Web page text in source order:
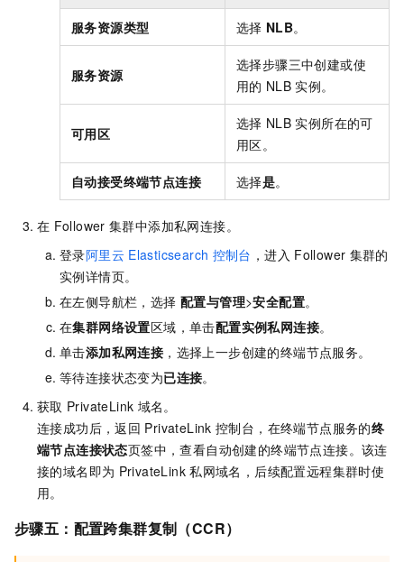
服务资源类型 选择 NLB。
服务资源
选择步骤三中创建或使
用的 NLB 实例。
可用区
选择 NLB 实例所在的可
用区。
自动接受终端节点连接 选择是。
在 Follower 集群中添加私网连接。
登录阿里云 Elasticsearch 控制台 ，进入 Follower 集群的
实例详情页。
在左侧导航栏，选择 配置与管理>安全配置。
在集群网络设置区域，单击配置实例私网连接。
单击添加私网连接 ，选择上一步创建的终端节点服务。
等待连接状态变为已连接。
获取 PrivateLink 域名。
连接成功后，返回 PrivateLink 控制台，在终端节点服务的终
端节点连接状态页签中，查看自动创建的终端节点连接。该连
接的域名即为 PrivateLink 私网域名，后续配置远程集群时使
用。
步骤五：配置跨集群复制（CCR）